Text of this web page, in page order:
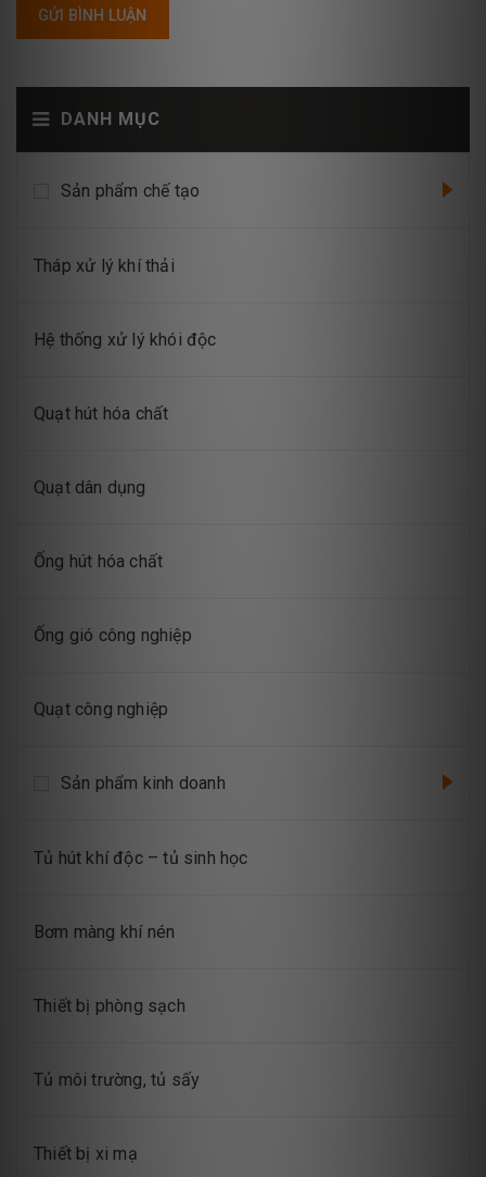
DANH MỤC
Sản phẩm chế tạo
Tháp xử lý khí thải
Hệ thống xử lý khói độc
Quạt hút hóa chất
Quạt dân dụng
Ống hút hóa chất
Ống gió công nghiệp
Quạt công nghiệp
Sản phẩm kinh doanh
Tủ hút khí độc – tủ sinh học
Bơm màng khí nén
Thiết bị phòng sạch
Tủ môi trường, tủ sấy
Thiết bị xi mạ
GỬI BÌNH LUẬN